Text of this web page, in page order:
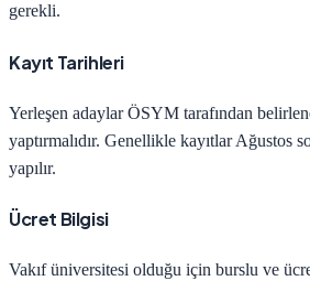
gerekli.
Kayıt Tarihleri
Yerleşen adaylar ÖSYM tarafından
yaptırmalıdır. Genellikle kayıtlar Ağustos
yapılır.
Ücret Bilgisi
Vakıf üniversitesi olduğu için burslu ve